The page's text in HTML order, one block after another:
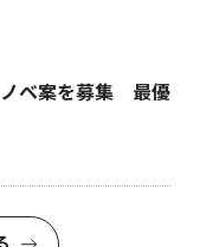
ベ案を募集 最優